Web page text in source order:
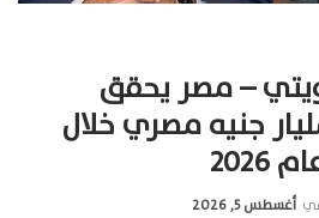
– مصر يحقق
أرباح 3.1 مليار جنيه مصري خلال
أغسطس 5, 2026